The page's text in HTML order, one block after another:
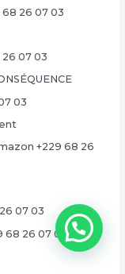
26 07 03
07 03
03
+229 68 26
07 03
68 26 07 03